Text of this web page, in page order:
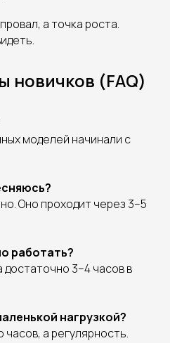
а точка роста.
новичков (FAQ)
моделей начинали с
Оно проходит через 3–5
работать?
3–4 часов в
нагрузкой?
а регулярность.